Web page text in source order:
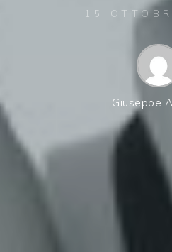
15
Giuseppe